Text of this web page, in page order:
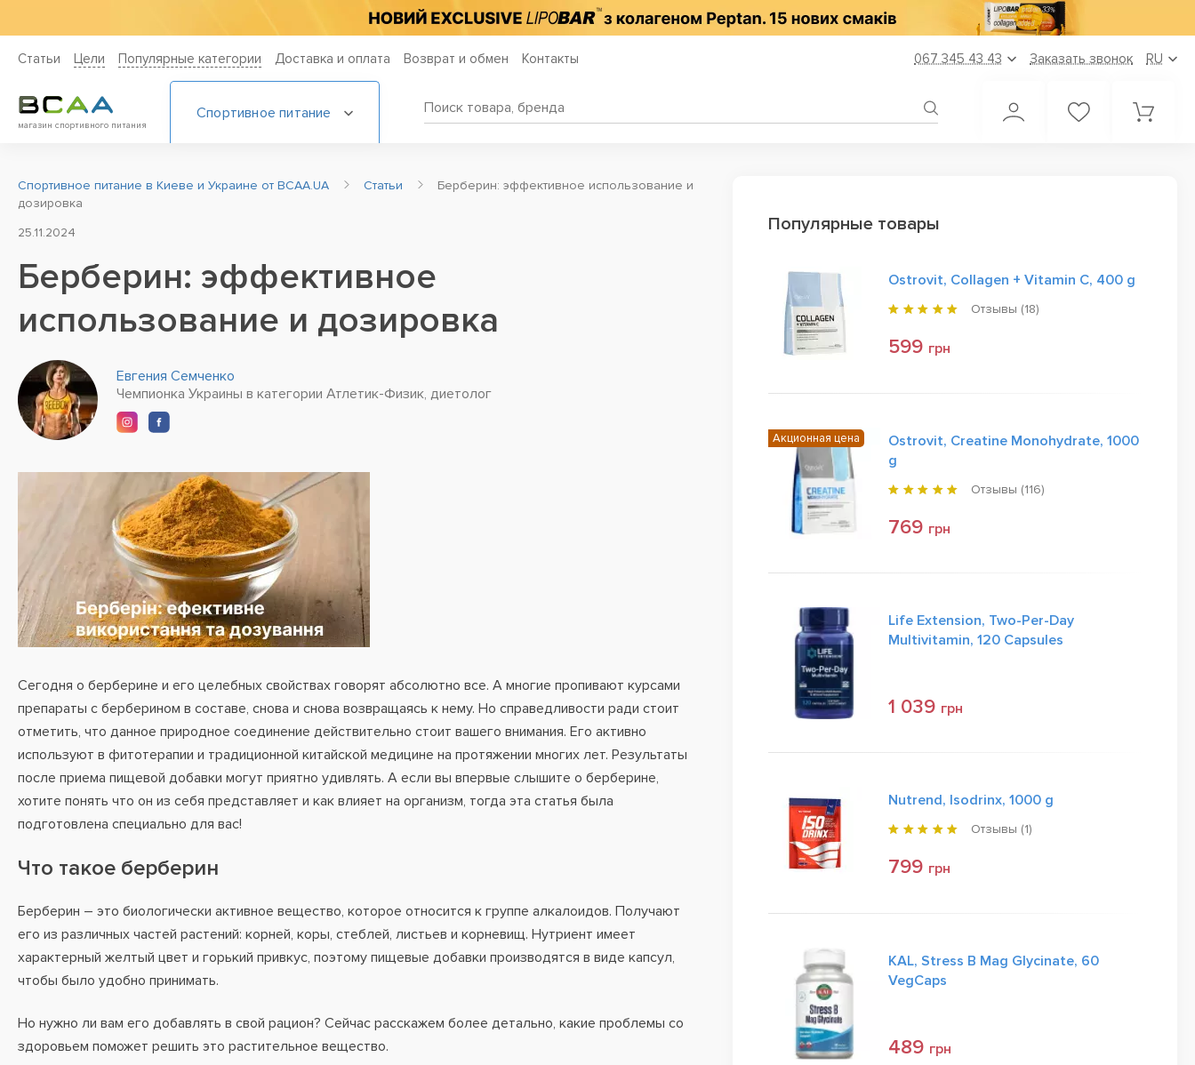
Статьи Цели Популярные категории Доставка и оплата Возврат и обмен Контакты 067 345 43 43 Заказать звонок RU
магазин спортивного питания
Спортивное питание
Спортивное питание в Киеве и Украине от BCAA.UA Статьи
Берберин: эффективное использование и
дозировка
25.11.2024
Берберин: эффективное
использование и дозировка
Евгения Семченко
Чемпионка Украины в категории Атлетик-Физик, диетолог
Сегодня о берберине и его целебных свойствах говорят абсолютно все. А многие пропивают курсами
препараты с берберином в составе, снова и снова возвращаясь к нему. Но справедливости ради стоит
отметить, что данное природное соединение действительно стоит вашего внимания. Его активно
используют в фитотерапии и традиционной китайской медицине на протяжении многих лет. Результаты
после приема пищевой добавки могут приятно удивлять. А если вы впервые слышите о берберине,
хотите понять что он из себя представляет и как влияет на организм, тогда эта статья была
подготовлена специально для вас!
Что такое берберин
Берберин – это биологически активное вещество, которое относится к группе алкалоидов. Получают
его из различных частей растений: корней, коры, стеблей, листьев и корневищ. Нутриент имеет
характерный желтый цвет и горький привкус, поэтому пищевые добавки производятся в виде капсул,
чтобы было удобно принимать.
Но нужно ли вам его добавлять в свой рацион? Сейчас расскажем более детально, какие проблемы со
здоровьем поможет решить это растительное вещество.
Популярные товары
Ostrovit, Collagen + Vitamin C, 400 g
Отзывы (18)
599 грн
Ostrovit, Creatine Monohydrate, 1000
g
Отзывы (116)
769 грн
Акционная цена
Life Extension, Two-Per-Day
Multivitamin, 120 Capsules
1 039 грн
Nutrend, Isodrinx, 1000 g
Отзывы (1)
799 грн
KAL, Stress B Mag Glycinate, 60
VegCaps
489 грн